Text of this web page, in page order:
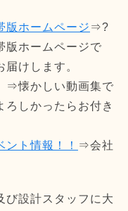
ホームページ ⇒?
版ホームページで
けします。
しい動画集で
ろしかったらお付き
ト情報！！ ⇒会社
び設計スタッフに大